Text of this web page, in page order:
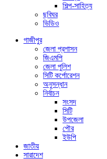
শিল্প-সাহিত্য
ছবিঘর
ভিডিও
গাজীপুর
জেলা প্রশাসন
জিএমপি
জেলা পুলিশ
সিটি কর্পোরেশন
অনুসন্ধান
নির্বাচন
সংসদ
সিটি
উপজেলা
পৌর
ইউপি
জাতীয়
সারাদেশ